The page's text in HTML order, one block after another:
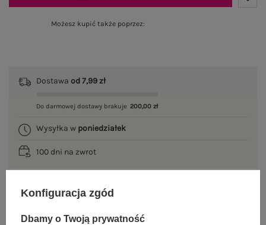
Możesz kupić także poprzez:
Dostawa od 7,99 zł
Do darmowej dostawy brakuje 200,00 zł
Wysyłka w poniedziałek
100 dni na zwrot
Konfiguracja zgód
Dbamy o Twoją prywatność